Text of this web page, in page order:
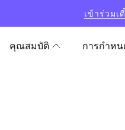
เข้าร่วมเ
คุณสมบัติ การกำห